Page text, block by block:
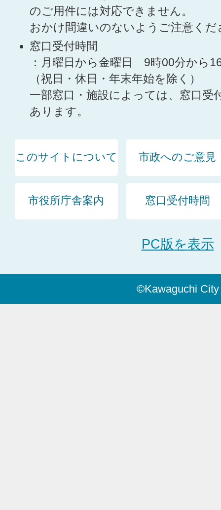
のご用件には対応できません。
おかけ間違いのないようご注意くだ
窓口受付時間
：月曜日から金曜日 9時00分から
（祝日・休日・年末年始を除く）
一部窓口・施設によっては、窓口受
あります。
このサイトについて 市政へのご意見
市役所庁舎案内 窓口受付時間
PC版を表示
©Kawaguchi City